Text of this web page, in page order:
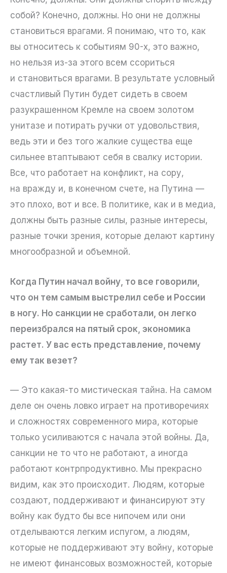
собой? Конечно, должны. Но они не должны
становиться врагами. Я понимаю, что то, как
вы относитесь к событиям 90-х, это важно,
но нельзя из-за этого всем ссориться
и становиться врагами. В результате условный
счастливый Путин будет сидеть в своем
разукрашенном Кремле на своем золотом
унитазе и потирать ручки от удовольствия,
ведь эти и без того жалкие существа еще
сильнее втаптывают себя в свалку истории.
Все, что работает на конфликт, на сору,
на вражду и, в конечном счете, на Путина —
это плохо, вот и все. В политике, как и в медиа,
должны быть разные силы, разные интересы,
разные точки зрения, которые делают картину
многообразной и объемной.
Когда Путин начал войну, то все говорили,
что он тем самым выстрелил себе и России
в ногу. Но санкции не сработали, он легко
переизбрался на пятый срок, экономика
растет. У вас есть представление, почему
ему так везет?
— Это какая-то мистическая тайна. На самом
деле он очень ловко играет на противоречиях
и сложностях современного мира, которые
только усиливаются с начала этой войны. Да,
санкции не то что не работают, а иногда
работают контрпродуктивно. Мы прекрасно
видим, как это происходит. Людям, которые
создают, поддерживают и финансируют эту
войну как будто бы все нипочем или они
отделываются легким испугом, а людям,
которые не поддерживают эту войну, которые
не имеют финансовых возможностей, которые